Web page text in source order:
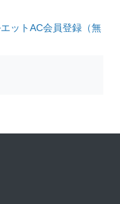
ットAC会員登録（無